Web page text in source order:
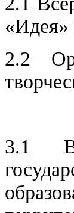
«Идея»
2.2
3.1 В